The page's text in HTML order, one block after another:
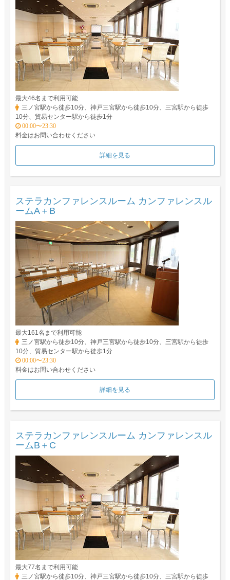
最大46名まで利用可能
三ノ宮駅から徒歩10分、神戸三宮駅から徒歩10分、三宮駅から徒歩
10分、貿易センター駅から徒歩1分
00:00〜23:30
料金はお問い合わせください
詳細を見る
ステラカンファレンスルーム カンファレンスル
ームA＋B
最大161名まで利用可能
三ノ宮駅から徒歩10分、神戸三宮駅から徒歩10分、三宮駅から徒歩
10分、貿易センター駅から徒歩1分
00:00〜23:30
料金はお問い合わせください
詳細を見る
ステラカンファレンスルーム カンファレンスル
ームB＋C
最大77名まで利用可能
三ノ宮駅から徒歩10分、神戸三宮駅から徒歩10分、三宮駅から徒歩